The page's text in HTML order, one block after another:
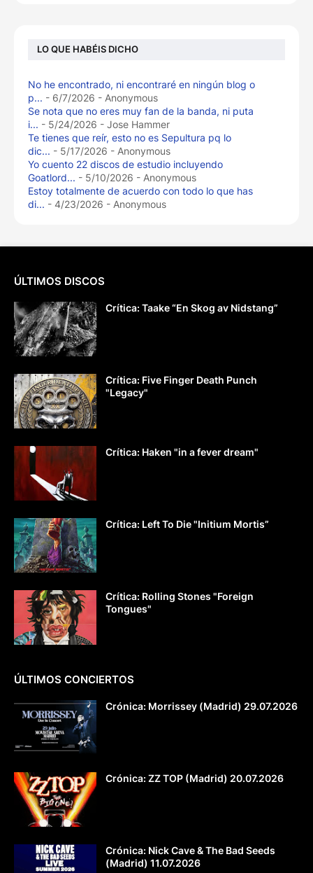
LO QUE HABÉIS DICHO
No he encontrado, ni encontraré en ningún blog o
p... - 6/7/2026 - Anonymous
Se nota que no eres muy fan de la banda, ni puta
i... - 5/24/2026 - Jose Hammer
Te tienes que reír, esto no es Sepultura pq lo
dic... - 5/17/2026 - Anonymous
Yo cuento 22 discos de estudio incluyendo
Goatlord... - 5/10/2026 - Anonymous
Estoy totalmente de acuerdo con todo lo que has
di... - 4/23/2026 - Anonymous
ÚLTIMOS DISCOS
Crítica: Taake “En Skog av Nidstang”
Crítica: Five Finger Death Punch
"Legacy"
Crítica: Haken "in a fever dream"
Crítica: Left To Die "Initium Mortis”
Crítica: Rolling Stones "Foreign
Tongues"
ÚLTIMOS CONCIERTOS
Crónica: Morrissey (Madrid) 29.07.2026
Crónica: ZZ TOP (Madrid) 20.07.2026
Crónica: Nick Cave & The Bad Seeds
(Madrid) 11.07.2026